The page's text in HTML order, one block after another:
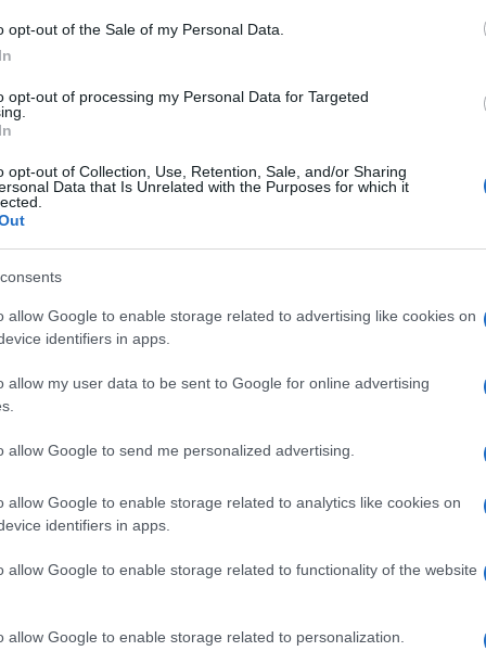
opt-out of the Sale of my Personal Data.
opt-out of processing my Personal Data for Targeted
opt-out of Collection, Use, Retention, Sale, and/or Sharing
Data that Is Unrelated with the Purposes for which it
allow Google to enable storage related to advertising like cookies on
identifiers in apps.
allow my user data to be sent to Google for online advertising
allow Google to send me personalized advertising.
allow Google to enable storage related to analytics like cookies on
identifiers in apps.
allow Google to enable storage related to functionality of the website
allow Google to enable storage related to personalization.
di crescita
della produzione di 75,9 milioni di euro
risanamento e crescita della società. Questo è il
un decennio di criticità economico-finanziarie. Il
questi risultati rappresentino una conferma del
portato a una profonda riorganizzazione aziendale e
dell’insediamento di Stravato, Sogesid si